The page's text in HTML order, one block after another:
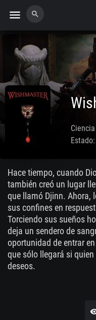
menu search
Estado:
Hace tiempo, cuando
también creó un lugar
que llamó Djinn. Ahora,
sus confines en
Torciendo sus sueños
deja un sendero de
oportunidad de entrar
que sólo llegará si
deseos.